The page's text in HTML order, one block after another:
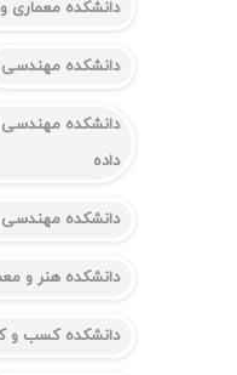
دانشکده معماری
دانشکده مهندسی
دانشکده
داده
دانشکده
دانشکده هنر و
دانشکده کسب و